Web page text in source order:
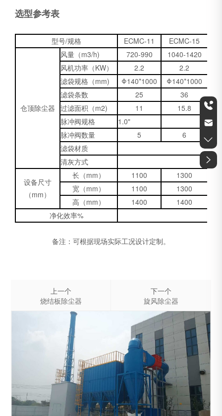
选型参考表
型号/规格 ECMC-11 ECMC-15
仓顶除尘器
风量（m3/h) 720-990 1040-1420
风机功率（KW）
2.2
2.2
滤袋规格（mm)
Φ140*1000 Φ140*1000
滤袋条数
25
36
过滤面积（m2)
11 15.8
脉冲阀规格
1.0"
脉冲阀数量
5
6
滤袋材质
聚
清灰方式
设备尺寸
（mm）
长（mm） 1100 1300
宽（mm）
1100 1300
高（mm）
1400 1400
净化效率%
备注：可根据现场实际工况设计定制。
上一个
烧结板除尘器
下一个
旋风除尘器
0512-57398857
esairsuzhou@vip.163.com